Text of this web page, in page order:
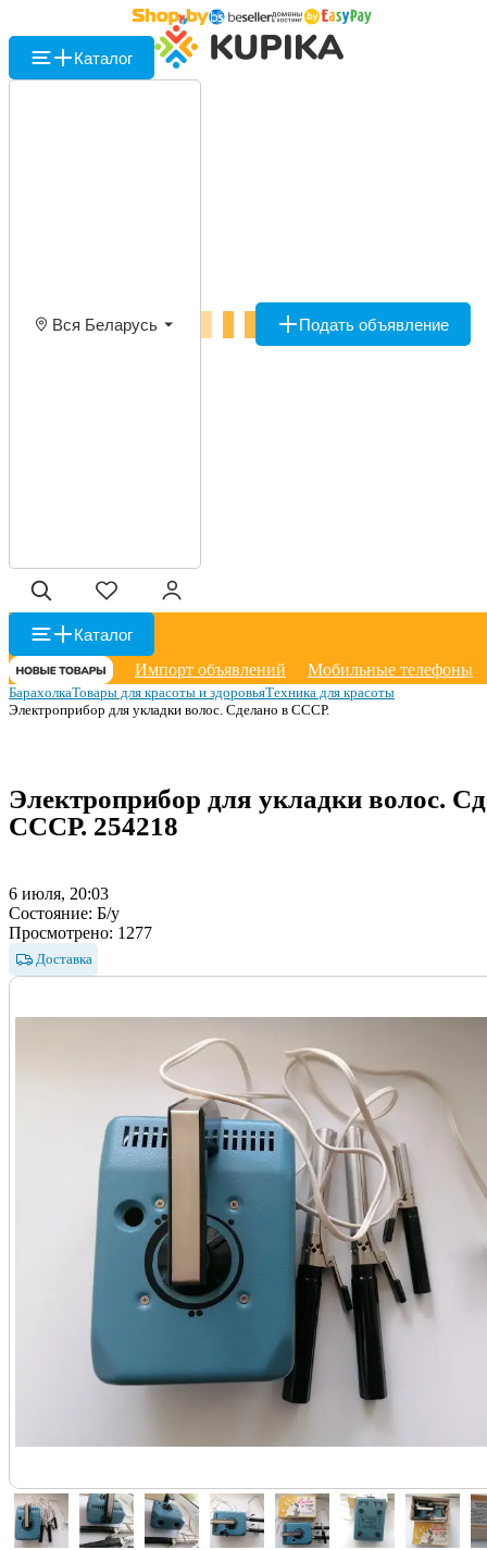
Каталог
Вся Беларусь Подать объявление
Каталог
Импорт объявлений
Мобильные телефоны
БарахолкаТовары для красоты и здоровьяТехника для красоты
Электроприбор для укладки волос. Сделано в СССР.
Электроприбор для укладки волос.
СССР. 254218
6 июля, 20:03
Состояние: Б/у
Просмотрено: 1277
Доставка